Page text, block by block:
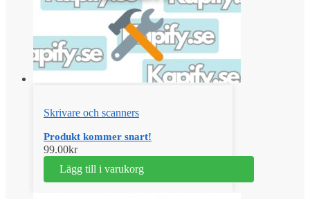
Skrivare och scanners
Produkt kommer snart!
99.00kr
Lägg till i varukorg